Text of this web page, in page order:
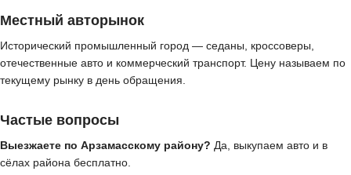
Местный авторынок
Исторический промышленный город — седаны, кроссоверы,
отечественные авто и коммерческий транспорт. Цену называем по
текущему рынку в день обращения.
Частые вопросы
Выезжаете по Арзамасскому району? Да, выкупаем авто и в
сёлах района бесплатно.